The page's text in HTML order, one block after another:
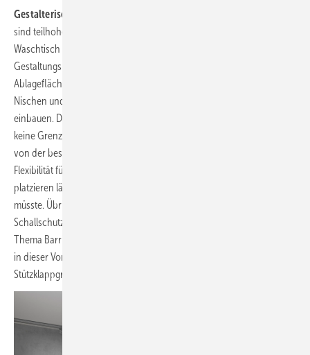
Gestalterische Freiheit:
sind teilhohe und freistehende Wände möglich, an denen WC und
Waschtisch statisch sicher angebracht werden können. Das eröffnet
Gestaltungsmöglichkeiten, schafft Raumgefühl und zusätzliche
Ablageflächen auf neu gewonnenen Wandvorsprüngen. Auch
Nischen und Aussparungen für Spiegel oder Regale lassen sich
einbauen. Dank des ausgeklügelten Montagesystems sind der Fantasie
keine Grenzen gesetzt. In der Vorwand können Rohre unabhängig
von der bestehenden Hausinstallation verlegt werden. Diese
Flexibilität führt dazu, dass sich der Waschtisch oder das WC neu
platzieren lässt, ohne dass dafür das ganze Bad entkernt werden
müsste. Übrigens erfüllt das System alle Ansprüche an Brand- und
Schallschutz gleich mit. Wer vorausschauend saniert, kommt nicht am
Thema Barrierefreiheit vorbei. Vorsorglich installierte Gerontomodule
in dieser Vorwandinstallation sorgen später dafür, dass am WC
Stützklappgriffe sicher nachgerüstet werden können.